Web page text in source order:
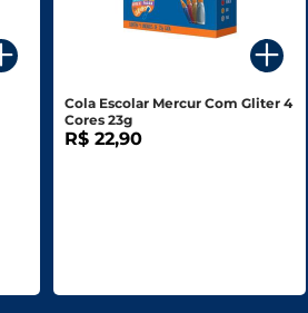
Cola Escolar Mercur Com Gliter 4
Cores 23g
R$ 22,90